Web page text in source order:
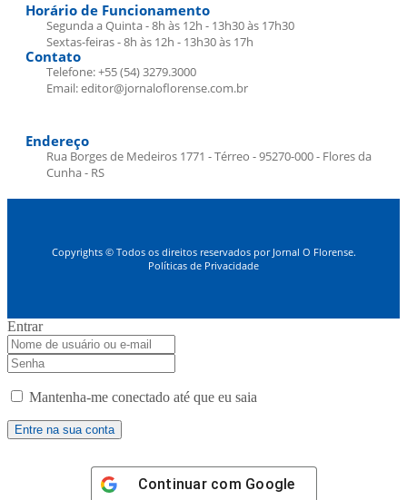
Horário de Funcionamento
Segunda a Quinta - 8h às 12h - 13h30 às 17h30
Sextas-feiras - 8h às 12h - 13h30 às 17h
Contato
Telefone: +55 (54) 3279.3000
Email: editor@jornaloflorense.com.br
Endereço
Rua Borges de Medeiros 1771 - Térreo - 95270-000 - Flores da
Cunha - RS
Copyrights © Todos os direitos reservados por Jornal O Florense.
Políticas de Privacidade
Entrar
Mantenha-me conectado até que eu saia
Continuar com Google